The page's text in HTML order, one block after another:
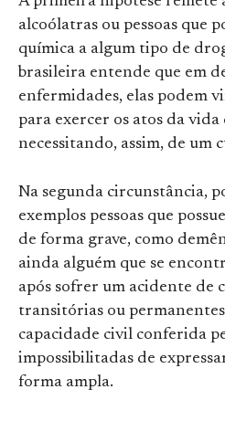
alcoólatras ou pessoas que
química a algum tipo de
brasileira entende que em
enfermidades, elas podem
para exercer os atos da
necessitando, assim, de um
Na segunda circunstância,
exemplos pessoas que
de forma grave, como
ainda alguém que se
após sofrer um acidente de
transitórias ou
capacidade civil conferida
impossibilitadas de
forma ampla.